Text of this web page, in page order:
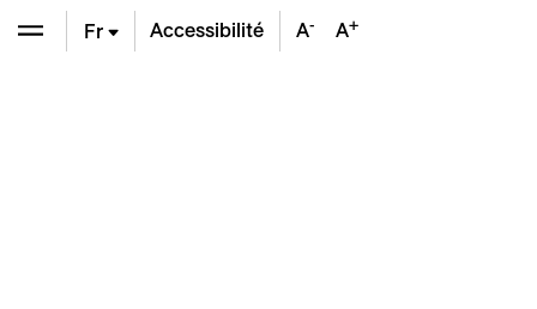
Fr Accessibilité A- A+